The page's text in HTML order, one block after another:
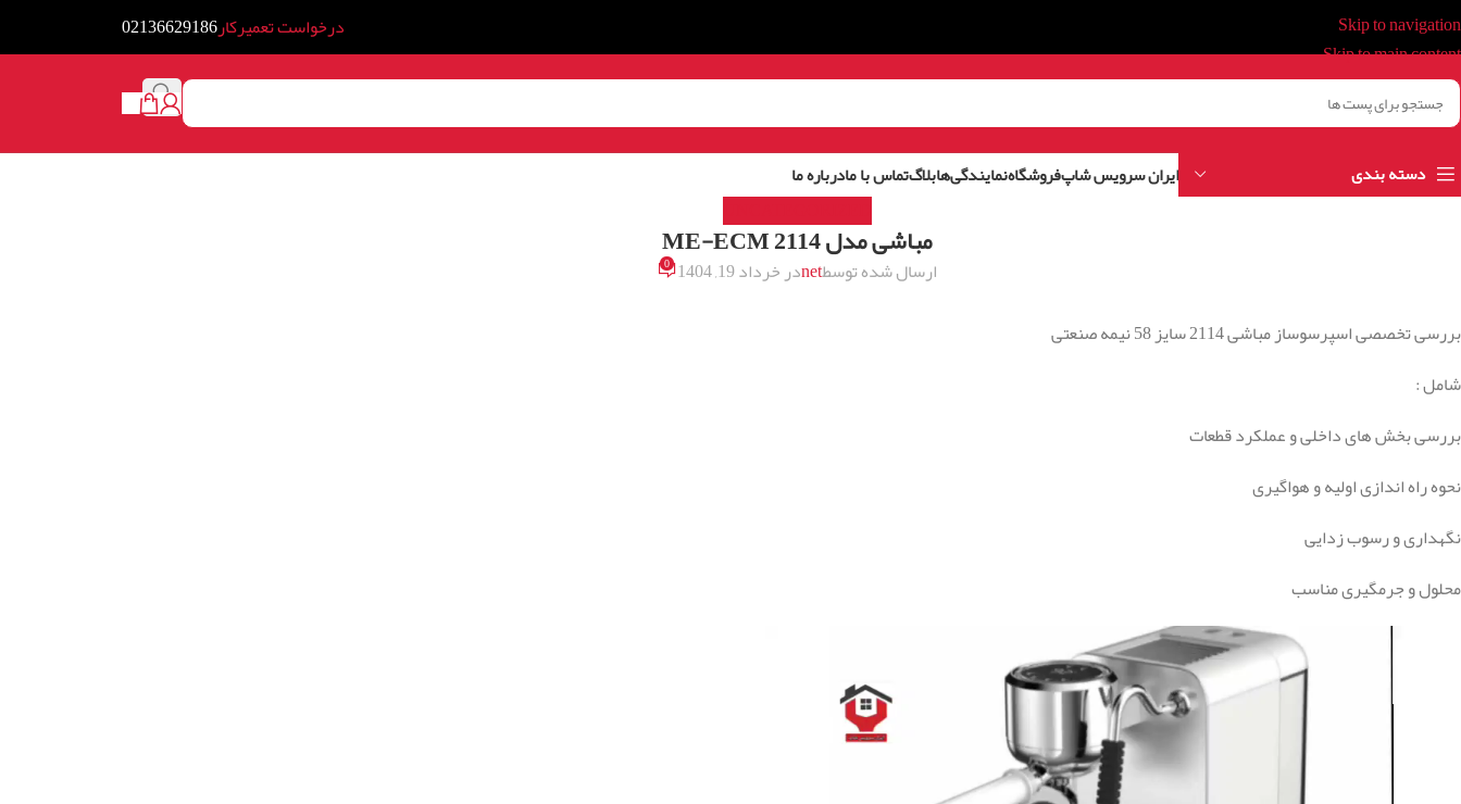
Skip to navigation
Skip to main content
درخواست تعمیرکار02136629186
دسته بندی ایران سرویس شاپفروشگاهنمایندگی‌هابلاگتماس با مادرباره ما
مباشی مدل ME-ECM 2114
ارسال شده توسطnetدر خرداد 19, 1404 0
بررسی تخصصی اسپرسوساز مباشی 2114 سایز 58 نیمه صنعتی
شامل :
بررسی بخش های داخلی و عملکرد قطعات
نحوه راه اندازی اولیه و هواگیری
نگهداری و رسوب زدایی
محلول و جرمگیری مناسب